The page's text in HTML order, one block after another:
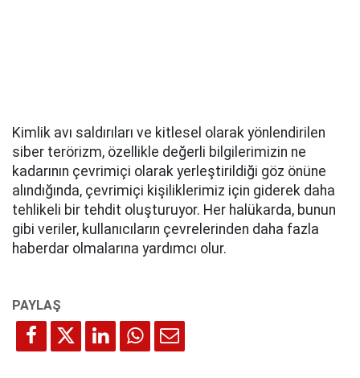
Kimlik avı saldırıları ve kitlesel olarak yönlendirilen
siber terörizm, özellikle değerli bilgilerimizin ne
kadarının çevrimiçi olarak yerleştirildiği göz önüne
alındığında, çevrimiçi kişiliklerimiz için giderek daha
tehlikeli bir tehdit oluşturuyor. Her halükarda, bunun
gibi veriler, kullanıcıların çevrelerinden daha fazla
haberdar olmalarına yardımcı olur.